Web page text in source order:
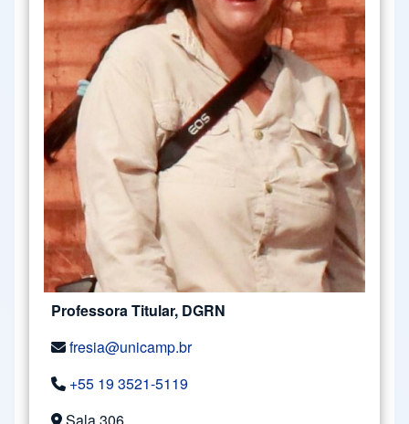
Professora Titular, DGRN
fresia@unicamp.br
+55 19 3521-5119
Sala 306